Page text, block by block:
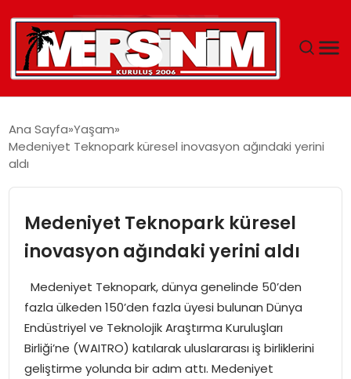
YAŞAM
EĞITIM
SPOR
EKONOMI
Ana Sayfa Yaşam
Medeniyet Teknopark küresel inovasyon ağındaki yerini
aldı
Medeniyet Teknopark küresel
inovasyon ağındaki yerini aldı
Medeniyet Teknopark, dünya genelinde 50’den
fazla ülkeden 150’den fazla üyesi bulunan Dünya
Endüstriyel ve Teknolojik Araştırma Kuruluşları
Birliği’ne (WAITRO) katılarak uluslararası iş birliklerini
geliştirme yolunda bir adım attı. Medeniyet